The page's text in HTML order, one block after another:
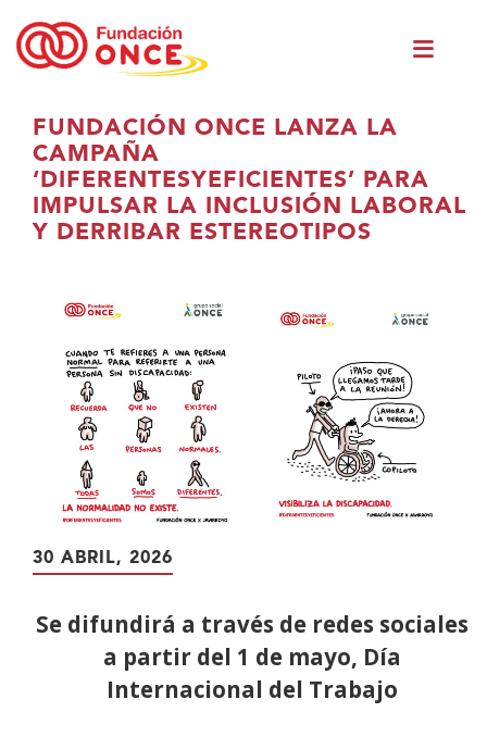
main
content
FUNDACIÓN ONCE LANZA LA
CAMPAÑA
‘DIFERENTESYEFICIENTES’ PARA
IMPULSAR LA INCLUSIÓN LABORAL
Y DERRIBAR ESTEREOTIPOS
30 ABRIL, 2026
Se difundirá a través de redes sociales
a partir del 1 de mayo, Día
Internacional del Trabajo